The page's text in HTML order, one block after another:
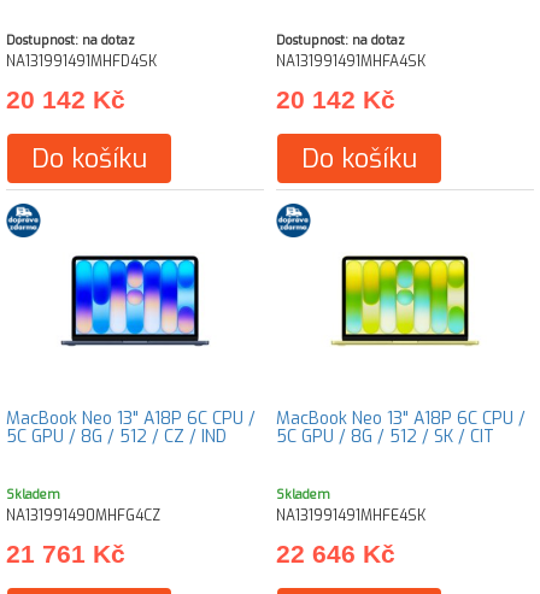
Dostupnost: na dotaz
NA131991491MHFD4SK
20 142 Kč
Do košíku
Dostupnost: na dotaz
NA131991491MHFA4SK
20 142 Kč
Do košíku
MacBook Neo 13" A18P 6C CPU /
5C GPU / 8G / 512 / CZ / IND
Skladem
NA131991490MHFG4CZ
21 761 Kč
MacBook Neo 13" A18P 6C CPU /
5C GPU / 8G / 512 / SK / CIT
Skladem
NA131991491MHFE4SK
22 646 Kč